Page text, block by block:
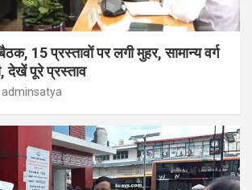
15 प्रस्तावों पर लगी मुहर, सामान्य वर्ग
पूरे प्रस्ताव
adminsatya